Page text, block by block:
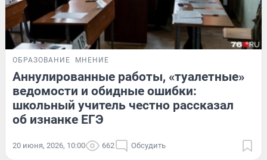
ОБРАЗОВАНИЕ МНЕНИЕ
Аннулированные работы, «туалетные»
ведомости и обидные ошибки:
школьный учитель честно рассказал
об изнанке ЕГЭ
20 июня, 2026, 10:00 662 Обсудить